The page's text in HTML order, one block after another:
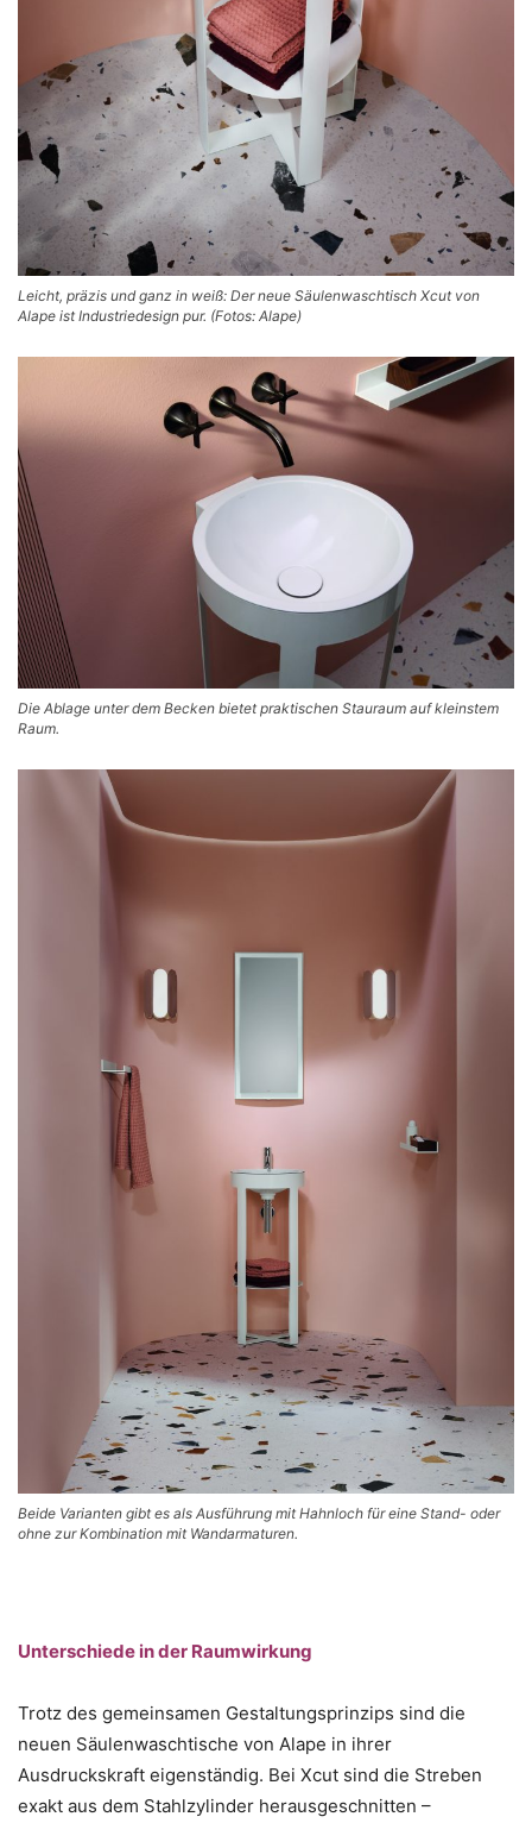
Leicht, präzis und ganz in weiß: Der neue Säulenwaschtisch Xcut von
Alape ist Industriedesign pur. (Fotos: Alape)
Die Ablage unter dem Becken bietet praktischen Stauraum auf kleinstem
Raum.
Beide Varianten gibt es als Ausführung mit Hahnloch für eine Stand- oder
ohne zur Kombination mit Wandarmaturen.
Unterschiede in der Raumwirkung
Trotz des gemeinsamen Gestaltungsprinzips sind die
neuen Säulenwaschtische von Alape in ihrer
Ausdruckskraft eigenständig. Bei Xcut sind die Streben
exakt aus dem Stahlzylinder herausgeschnitten –